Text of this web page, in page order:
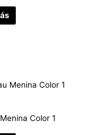
Color 1